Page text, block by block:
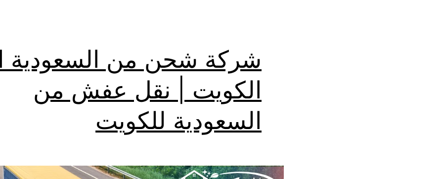
شركة شحن من السعودية
الكويت | نقل عفش من
السعودية للكويت